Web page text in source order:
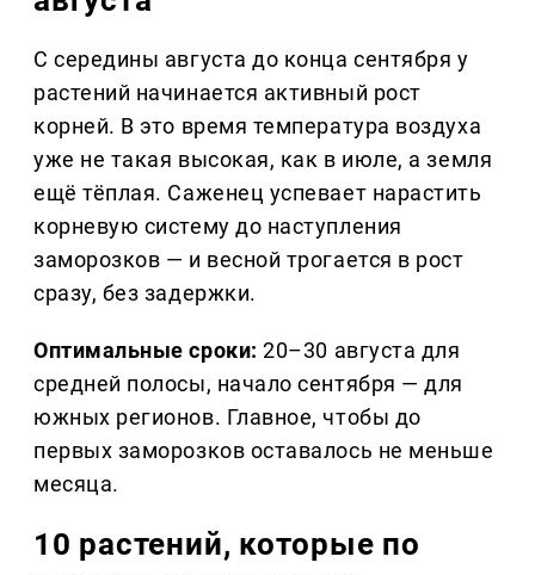
С середины августа до конца сентября у
растений начинается активный рост
корней. В это время температура воздуха
уже не такая высокая, как в июле, а земля
ещё тёплая. Саженец успевает нарастить
корневую систему до наступления
заморозков — и весной трогается в рост
сразу, без задержки.
Оптимальные сроки: 20–30 августа для
средней полосы, начало сентября — для
южных регионов. Главное, чтобы до
первых заморозков оставалось не меньше
месяца.
10 растений, которые по